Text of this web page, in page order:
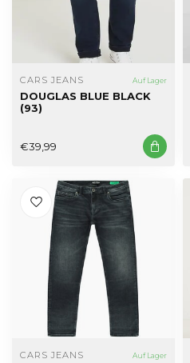
CARS JEANS Auf Lager
DOUGLAS BLUE BLACK
(93)
€39,99
CARS JEANS Auf Lager